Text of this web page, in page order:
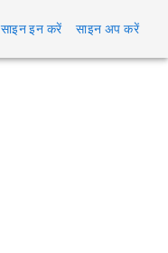
साइन इन करें साइन अप करें